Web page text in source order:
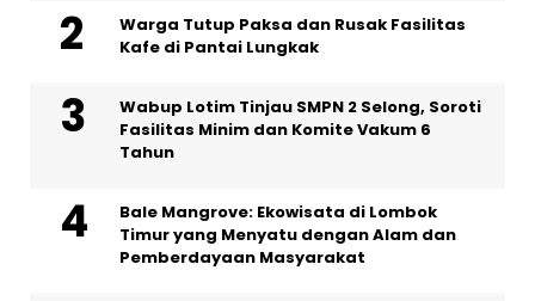
Warga Tutup Paksa dan Rusak Fasilitas
Kafe di Pantai Lungkak
Wabup Lotim Tinjau SMPN 2 Selong, Soroti
Fasilitas Minim dan Komite Vakum 6
Tahun
Bale Mangrove: Ekowisata di Lombok
Timur yang Menyatu dengan Alam dan
Pemberdayaan Masyarakat